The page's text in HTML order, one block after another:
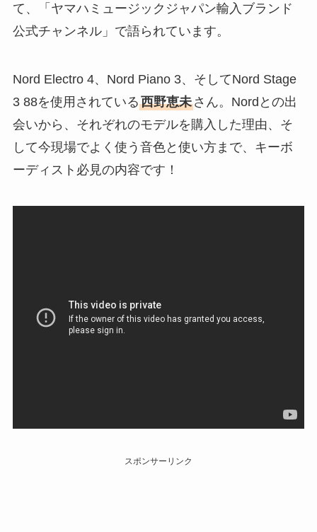
て、「ヤマハミュージックジャパン輸入ブランド
公式チャンネル」で語られています。
Nord Electro 4、Nord Piano 3、そしてNord Stage
3 88を使用されている西野恵未さん。Nordとの出
会いから、それぞれのモデルを購入した理由、そ
して今現場でよく使う音色と使い方まで、キーボ
ーディスト必見の内容です！
スポンサーリンク